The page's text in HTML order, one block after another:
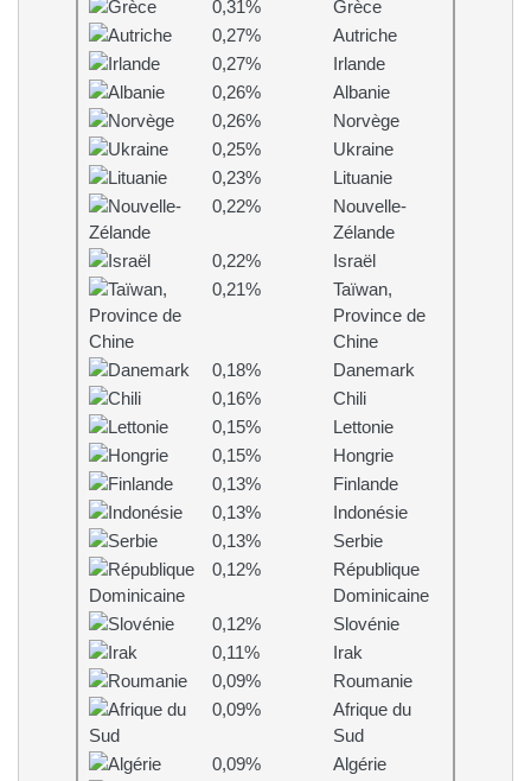
0,31%
Grèce
0,27%
Autriche
0,27%
Irlande
0,26%
Albanie
0,26%
Norvège
0,25%
Ukraine
0,23%
Lituanie
0,22%
Nouvelle-
Zélande
0,22%
Israël
0,21%
Taïwan,
Province de
Chine
0,18%
Danemark
0,16%
Chili
0,15%
Lettonie
0,15%
Hongrie
0,13%
Finlande
0,13%
Indonésie
0,13%
Serbie
0,12%
République
Dominicaine
0,12%
Slovénie
0,11%
Irak
0,09%
Roumanie
0,09%
Afrique du
Sud
0,09%
Algérie